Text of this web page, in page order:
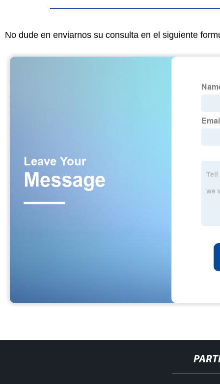
No dude en enviarnos su consulta en el siguiente